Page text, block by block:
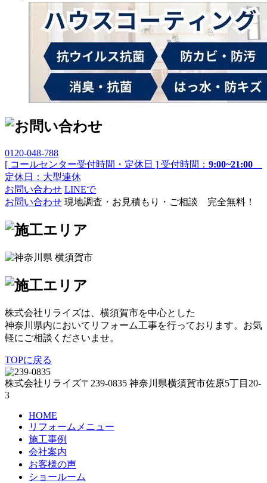
0120-048-788
[ コールセンター受付時間・定休日 ] 受付時間： 9:00~21:00
定休日：大型連休
お問い合わせ LINEで
お問い合わせ 現地調査・お見積もり・ご相談 完全無料！
株式会社リライズは、横須賀市を中心とした
神奈川県内においてリフォーム工事を行っております。お気
軽にご相談くださいませ。
TOPに戻る
株式会社リライズ〒239-0835 神奈川県横須賀市佐原5丁目20-
3
HOME
リフォームメニュー
施工事例
会社案内
お客様の声
ショールーム